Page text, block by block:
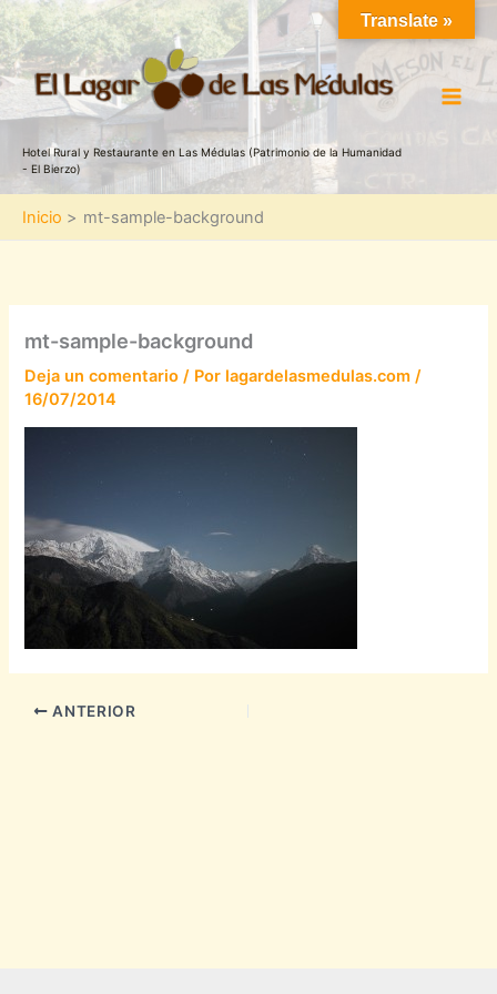
Ir
al
contenido
Hotel Rural y Restaurante en Las Médulas (Patrimonio de la Humanidad
- El Bierzo)
Inicio mt-sample-background
mt-sample-background
Deja un comentario / Por lagardelasmedulas.com/
16/07/2014
ANTERIOR
Translate »